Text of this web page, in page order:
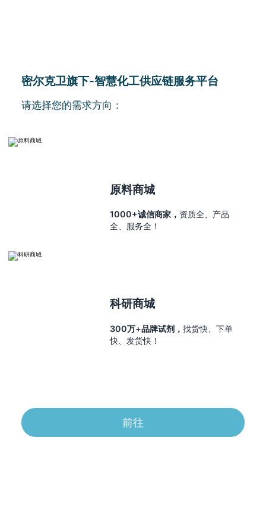
密尔克卫旗下-智慧化工供应链服务平台
请选择您的需求方向：
原料商城
1000+诚信商家， 资质全、产品
全、服务全！
科研商城
300万+品牌试剂，找货快、下单
快、发货快！
前往